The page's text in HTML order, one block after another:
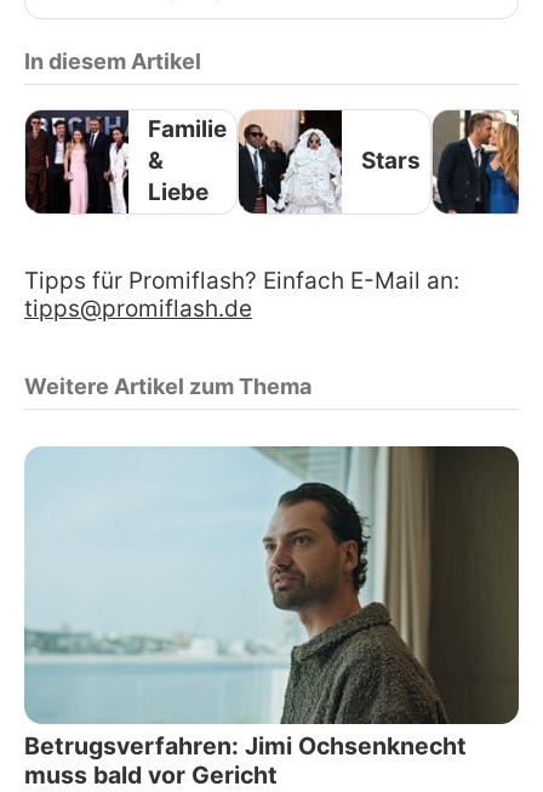
In diesem Artikel
Familie
&
Liebe
Stars
Tipps für Promiflash? Einfach E-Mail an:
tipps@promiflash.de
Weitere Artikel zum Thema
Betrugsverfahren: Jimi Ochsenknecht
muss bald vor Gericht